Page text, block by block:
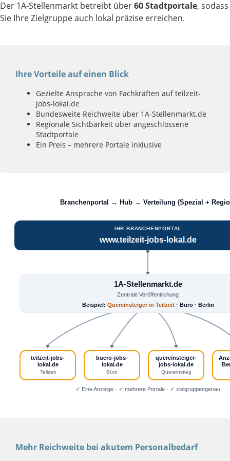
Der 1A-Stellenmarkt betreibt über60 Stadtportale, sodass
Sie Ihre Zielgruppe auch lokal präzise erreichen.
Ihre Vorteile auf einen Blick
Gezielte Ansprache von Fachkräften auf teilzeit-
jobs-lokal.de
Bundesweite Reichweite über 1A-Stellenmarkt.de
Regionale Sichtbarkeit über angeschlossene
Stadtportale
Ein Preis – mehrere Portale inklusive
Branchenportal → Hub → Verteilung (Spezial +
IHR BRANCHENPORTAL
www.teilzeit-jobs-lokal.de
1A-Stellenmarkt.de
Zentrale Veröffentlichung
Beispiel: Quereinsteiger in Teilzeit · Büro · Berlin
teilzeit-jobs-
lokal.de
Teilzeit
buero-jobs-
lokal.de
Büro
quereinsteiger-
jobs-lokal.de
Quereinstieg
✓ Eine Anzeige · ✓ mehrere Portale · ✓ zielgruppengenau
Mehr Reichweite bei akutem Personalbedarf